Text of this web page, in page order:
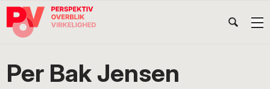
Gå
direkte
navigation
Skip
indhold
Gå
direkte
POV
International
Per Bak Jensen